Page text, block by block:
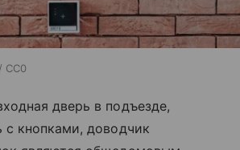
CC0
дверь в подъезде,
с кнопками, доводчик